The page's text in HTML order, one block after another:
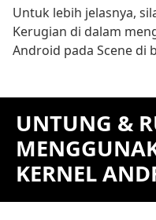
Untuk lebih jelasnya,
Kerugian di dalam
Android pada Scene di
UNTUNG &
KERNEL